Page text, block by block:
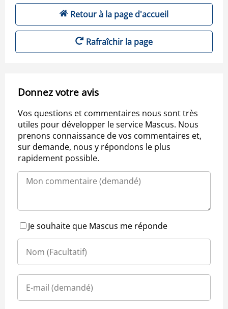
Retour à la page d'accueil
Rafraîchir la page
Donnez votre avis
Vos questions et commentaires nous sont très
utiles pour développer le service Mascus. Nous
prenons connaissance de vos commentaires et,
sur demande, nous y répondons le plus
rapidement possible.
Je souhaite que Mascus me réponde